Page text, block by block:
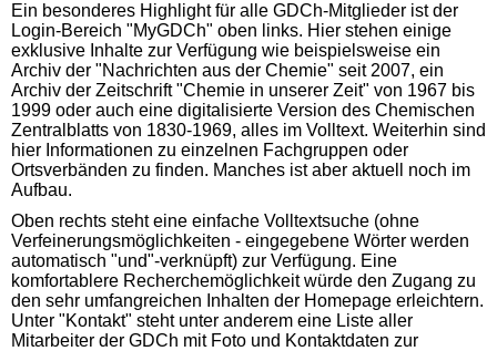
Ein besonderes Highlight für alle GDCh-Mitglieder ist der
Login-Bereich "MyGDCh" oben links. Hier stehen einige
exklusive Inhalte zur Verfügung wie beispielsweise ein
Archiv der "Nachrichten aus der Chemie" seit 2007, ein
Archiv der Zeitschrift "Chemie in unserer Zeit" von 1967 bis
1999 oder auch eine digitalisierte Version des Chemischen
Zentralblatts von 1830-1969, alles im Volltext. Weiterhin sind
hier Informationen zu einzelnen Fachgruppen oder
Ortsverbänden zu finden. Manches ist aber aktuell noch im
Aufbau.
Oben rechts steht eine einfache Volltextsuche (ohne
Verfeinerungsmöglichkeiten - eingegebene Wörter werden
automatisch "und"-verknüpft) zur Verfügung. Eine
komfortablere Recherchemöglichkeit würde den Zugang zu
den sehr umfangreichen Inhalten der Homepage erleichtern.
Unter "Kontakt" steht unter anderem eine Liste aller
Mitarbeiter der GDCh mit Foto und Kontaktdaten zur